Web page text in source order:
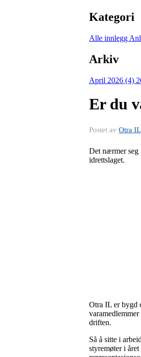
Kategori
Alle innlegg
Arkiv
April 2026 (4)
Er du
Postet av Otra IL
Det nærmer seg
idrettslaget.
Otra IL er bygd
driften.
Så å sitte i
styremøter i